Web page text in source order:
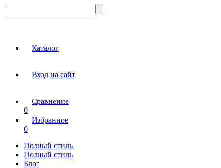
Каталог
Вход на сайт
Сравнение
0
Избранное
0
Полный стиль
Полный стиль
Блог